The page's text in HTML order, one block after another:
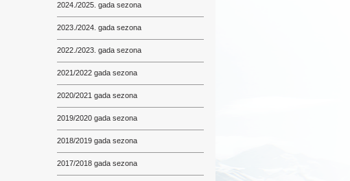
2024./2025. gada sezona
2023./2024. gada sezona
2022./2023. gada sezona
2021/2022 gada sezona
2020/2021 gada sezona
2019/2020 gada sezona
2018/2019 gada sezona
2017/2018 gada sezona